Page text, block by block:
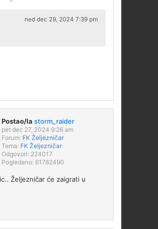
ned dec 29, 2024 7:39 pm
Postao/la storm_raider
pet dec 27, 2024 9:26 am
Forum: FK Željezničar
Tema: FK Željezničar
Odgovori: 224017
Pogledano: 61782490
Željezničar će zaigrati u